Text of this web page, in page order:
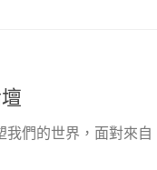
我們的世界，面對來自